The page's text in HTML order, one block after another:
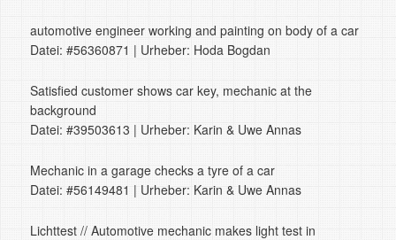
automotive engineer working and painting on body of a car
Datei: #56360871 | Urheber: Hoda Bogdan
Satisfied customer shows car key, mechanic at the
background
Datei: #39503613 | Urheber: Karin & Uwe Annas
Mechanic in a garage checks a tyre of a car
Datei: #56149481 | Urheber: Karin & Uwe Annas
Lichttest // Automotive mechanic makes light test in